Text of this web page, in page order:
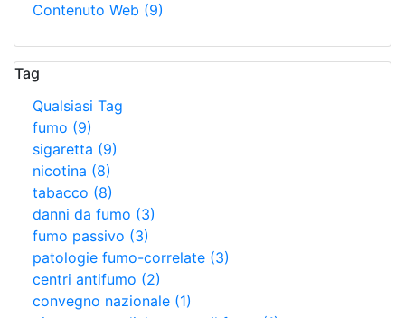
Contenuto Web (9)
Tag
Qualsiasi Tag
fumo (9)
sigaretta (9)
nicotina (8)
tabacco (8)
danni da fumo (3)
fumo passivo (3)
patologie fumo-correlate (3)
centri antifumo (2)
convegno nazionale (1)